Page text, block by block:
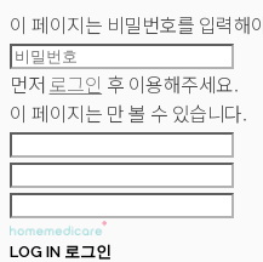
이 페이지는 비밀번호를 입력해
먼저 로그인 후 이용해주세요.
이 페이지는 만 볼 수 있습니다.
LOG IN 로그인